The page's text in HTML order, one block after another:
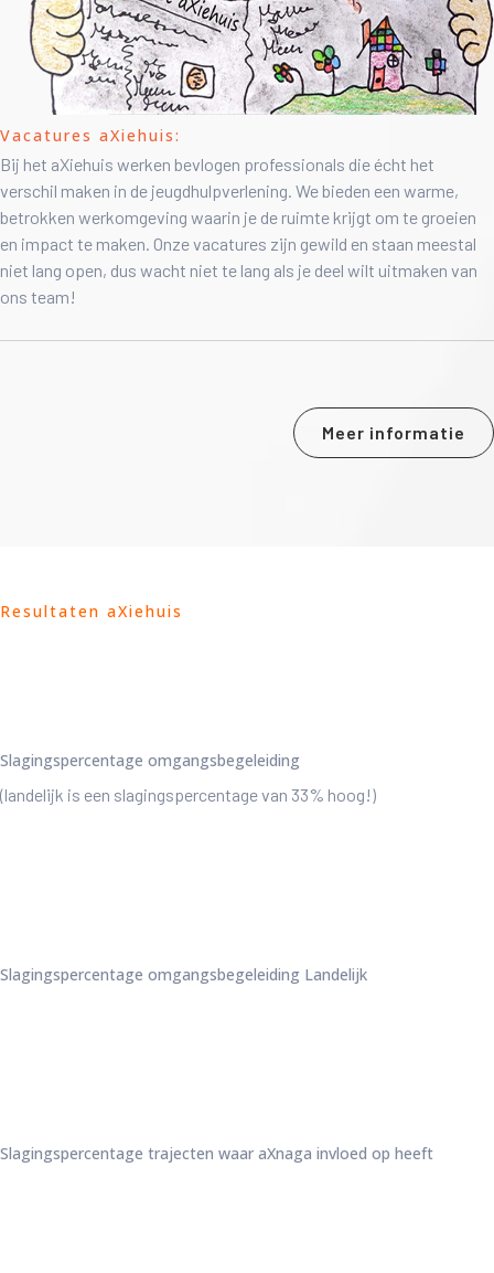
Vacatures aXiehuis:
Bij het aXiehuis werken bevlogen professionals die écht het
verschil maken in de jeugdhulpverlening. We bieden een warme,
betrokken werkomgeving waarin je de ruimte krijgt om te groeien
en impact te maken. Onze vacatures zijn gewild en staan meestal
niet lang open, dus wacht niet te lang als je deel wilt uitmaken van
ons team!
Meer informatie
Resultaten aXiehuis
Slagingspercentage omgangsbegeleiding
(landelijk is een slagingspercentage van 33% hoog!)
Slagingspercentage omgangsbegeleiding Landelijk
Slagingspercentage trajecten waar aXnaga invloed op heeft